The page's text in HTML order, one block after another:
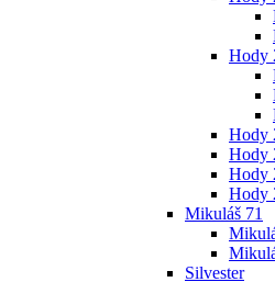
Hody
Hody
Hody
Hody
Hody
Mikuláš 71
Silvester